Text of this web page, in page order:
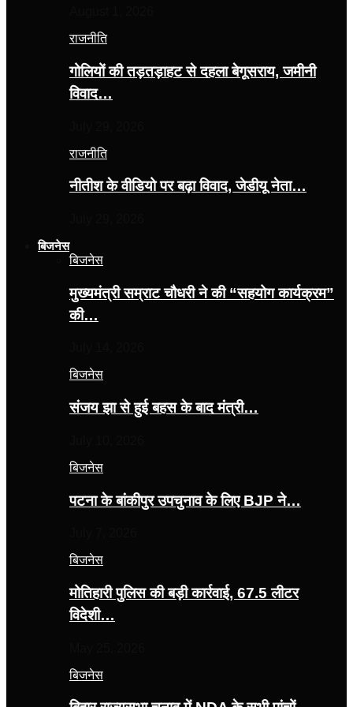
राजनीति
गोलियों की तड़तड़ाहट से दहला बेगूसराय, जमीनी
विवाद…
राजनीति
नीतीश के वीडियो पर बढ़ा विवाद, जेडीयू नेता…
बिजनेस
बिजनेस
मुख्यमंत्री सम्राट चौधरी ने की “सहयोग कार्यक्रम”
की…
बिजनेस
संजय झा से हुई बहस के बाद मंत्री…
बिजनेस
पटना के बांकीपुर उपचुनाव के लिए BJP ने…
बिजनेस
मोतिहारी पुलिस की बड़ी कार्रवाई, 67.5 लीटर
विदेशी…
बिजनेस